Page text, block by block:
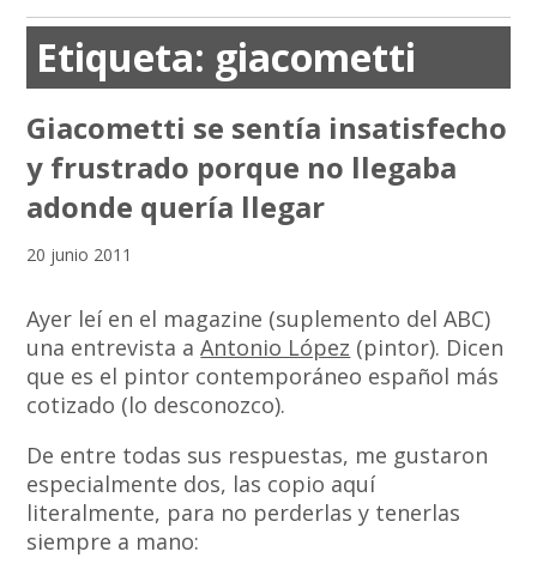
Etiqueta: giacometti
Giacometti se sentía insatisfecho
y frustrado porque no llegaba
adonde quería llegar
20 junio 2011
Ayer leí en el magazine (suplemento del ABC)
una entrevista aAntonio López (pintor). Dicen
que es el pintor contemporáneo español más
cotizado (lo desconozco).
De entre todas sus respuestas, me gustaron
especialmente dos, las copio aquí
literalmente, para no perderlas y tenerlas
siempre a mano: